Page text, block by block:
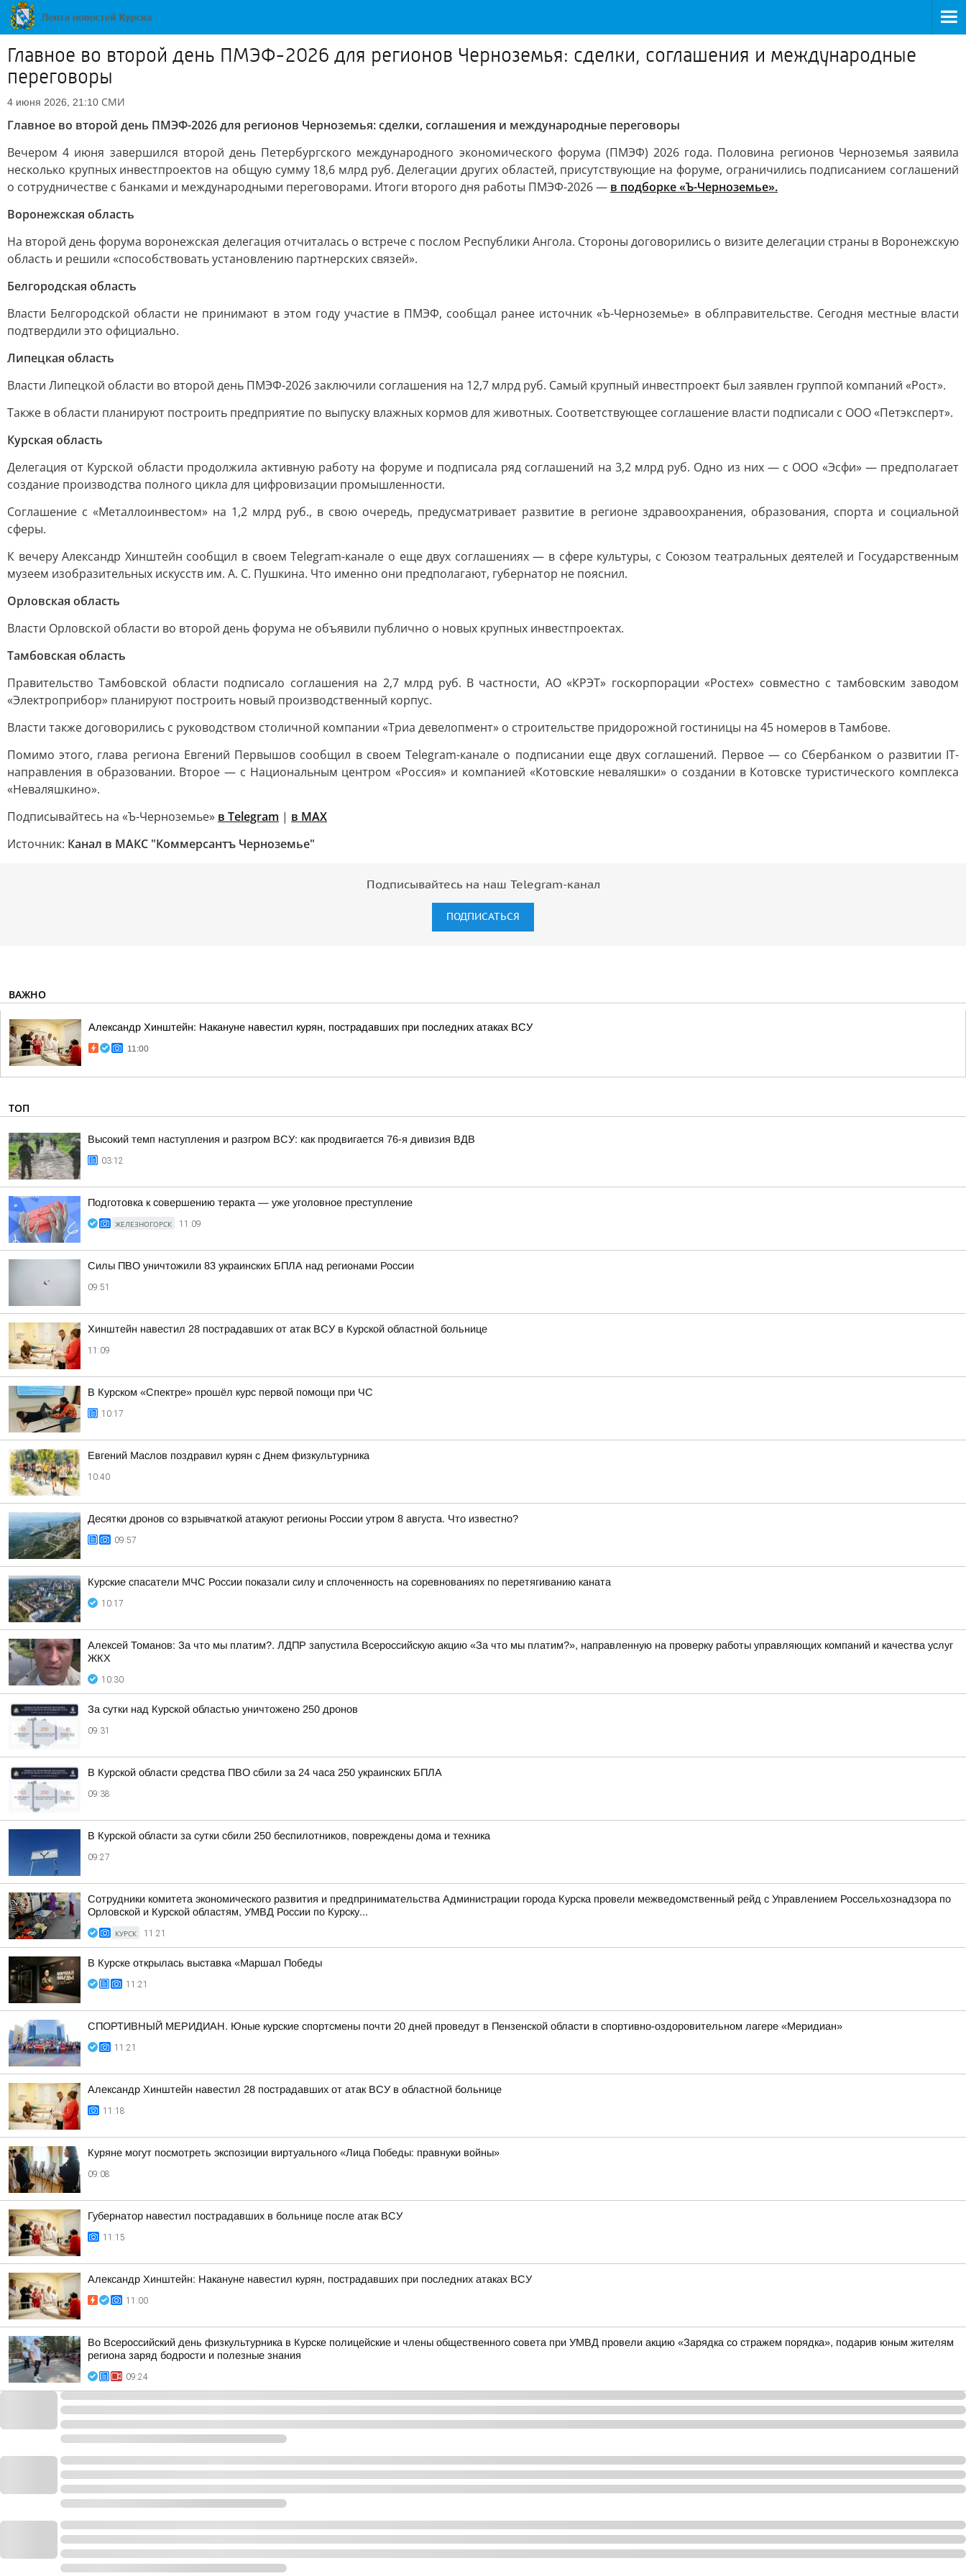
Главное во второй день ПМЭФ-2026 для регионов Черноземья: сделки, соглашения и международные
переговоры
4 июня 2026, 21:10 СМИ
Главное во второй день ПМЭФ-2026 для регионов Черноземья: сделки, соглашения и международные переговоры
Вечером 4 июня завершился второй день Петербургского международного экономического форума (ПМЭФ) 2026 года. Половина регионов Черноземья заявила
несколько крупных инвестпроектов на общую сумму 18,6 млрд руб. Делегации других областей, присутствующие на форуме, ограничились подписанием соглашений
о сотрудничестве с банками и международными переговорами. Итоги второго дня работы ПМЭФ-2026 — в подборке «Ъ-Черноземье».
Воронежская область
На второй день форума воронежская делегация отчиталась о встрече с послом Республики Ангола. Стороны договорились о визите делегации страны в Воронежскую
область и решили «способствовать установлению партнерских связей».
Белгородская область
Власти Белгородской области не принимают в этом году участие в ПМЭФ, сообщал ранее источник «Ъ-Черноземье» в облправительстве. Сегодня местные власти
подтвердили это официально.
Липецкая область
Власти Липецкой области во второй день ПМЭФ-2026 заключили соглашения на 12,7 млрд руб. Самый крупный инвестпроект был заявлен группой компаний «Рост».
Также в области планируют построить предприятие по выпуску влажных кормов для животных. Соответствующее соглашение власти подписали с ООО «Петэксперт».
Курская область
Делегация от Курской области продолжила активную работу на форуме и подписала ряд соглашений на 3,2 млрд руб. Одно из них — с ООО «Эсфи» — предполагает
создание производства полного цикла для цифровизации промышленности.
Соглашение с «Металлоинвестом» на 1,2 млрд руб., в свою очередь, предусматривает развитие в регионе здравоохранения, образования, спорта и социальной
сферы.
К вечеру Александр Хинштейн сообщил в своем Telegram-канале о еще двух соглашениях — в сфере культуры, с Союзом театральных деятелей и Государственным
музеем изобразительных искусств им. А. С. Пушкина. Что именно они предполагают, губернатор не пояснил.
Орловская область
Власти Орловской области во второй день форума не объявили публично о новых крупных инвестпроектах.
Тамбовская область
Правительство Тамбовской области подписало соглашения на 2,7 млрд руб. В частности, АО «КРЭТ» госкорпорации «Ростех» совместно с тамбовским заводом
«Электроприбор» планируют построить новый производственный корпус.
Власти также договорились с руководством столичной компании «Триа девелопмент» о строительстве придорожной гостиницы на 45 номеров в Тамбове.
Помимо этого, глава региона Евгений Первышов сообщил в своем Telegram-канале о подписании еще двух соглашений. Первое — со Сбербанком о развитии IT-
направления в образовании. Второе — с Национальным центром «Россия» и компанией «Котовские неваляшки» о создании в Котовске туристического комплекса
«Неваляшкино».
Подписывайтесь на «Ъ-Черноземье» в Telegram | в MAX
Источник: Канал в МАКС "Коммерсантъ Черноземье"
Подписывайтесь на наш Telegram-канал
ПОДПИСАТЬСЯ
ВАЖНО
Александр Хинштейн: Накануне навестил курян, пострадавших при последних атаках ВСУ
11:00
ТОП
Высокий темп наступления и разгром ВСУ: как продвигается 76-я дивизия ВДВ
03:12
Подготовка к совершению теракта — уже уголовное преступление
ЖЕЛЕЗНОГОРСК 11:09
Силы ПВО уничтожили 83 украинских БПЛА над регионами России
09:51
Хинштейн навестил 28 пострадавших от атак ВСУ в Курской областной больнице
11:09
В Курском «Спектре» прошёл курс первой помощи при ЧС
10:17
Евгений Маслов поздравил курян с Днем физкультурника
10:40
Десятки дронов со взрывчаткой атакуют регионы России утром 8 августа. Что известно?
09:57
Курские спасатели МЧС России показали силу и сплоченность на соревнованиях по перетягиванию каната
10:17
Алексей Томанов: За что мы платим?. ЛДПР запустила Всероссийскую акцию «За что мы платим?», направленную на проверку работы управляющих компаний и качества услуг
ЖКХ
10:30
За сутки над Курской областью уничтожено 250 дронов
09:31
В Курской области средства ПВО сбили за 24 часа 250 украинских БПЛА
09:38
В Курской области за сутки сбили 250 беспилотников, повреждены дома и техника
09:27
Сотрудники комитета экономического развития и предпринимательства Администрации города Курска провели межведомственный рейд с Управлением Россельхознадзора по
Орловской и Курской областям, УМВД России по Курску...
КУРСК 11:21
В Курске открылась выставка «Маршал Победы
11:21
СПОРТИВНЫЙ МЕРИДИАН. Юные курские спортсмены почти 20 дней проведут в Пензенской области в спортивно-оздоровительном лагере «Меридиан»
11:21
Александр Хинштейн навестил 28 пострадавших от атак ВСУ в областной больнице
11:18
Куряне могут посмотреть экспозиции виртуального «Лица Победы: правнуки войны»
09:08
Губернатор навестил пострадавших в больнице после атак ВСУ
11:15
Александр Хинштейн: Накануне навестил курян, пострадавших при последних атаках ВСУ
11:00
Во Всероссийский день физкультурника в Курске полицейские и члены общественного совета при УМВД провели акцию «Зарядка со стражем порядка», подарив юным жителям
региона заряд бодрости и полезные знания
09:24